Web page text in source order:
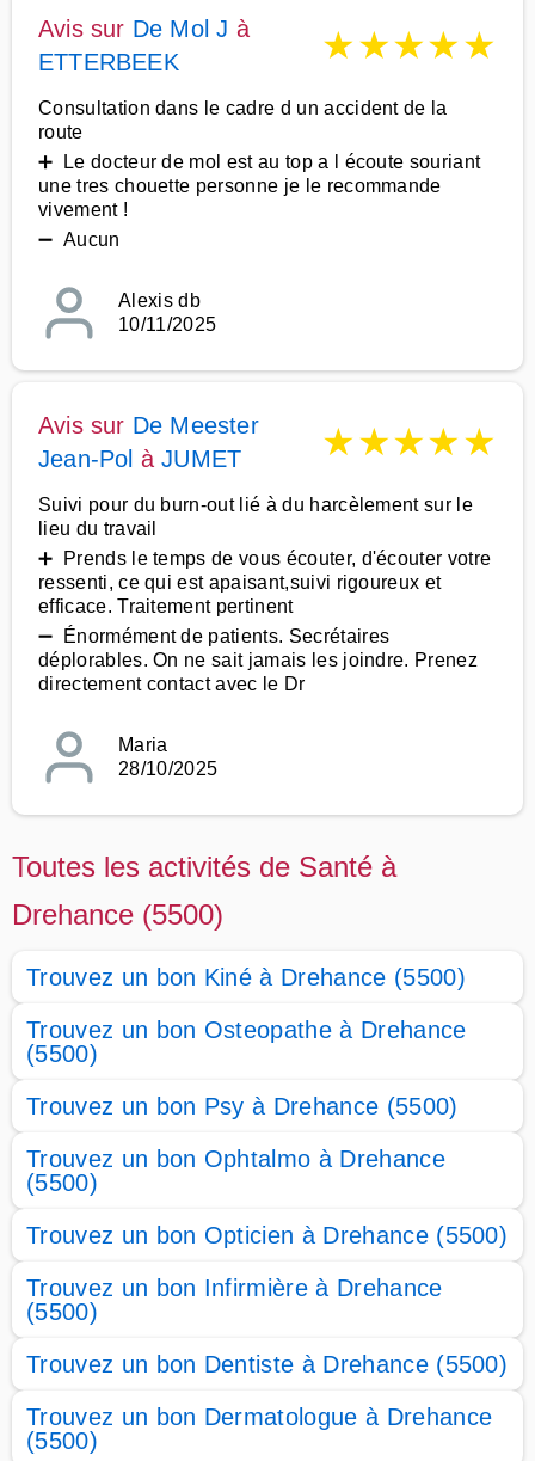
Avis sur De Mol J à
ETTERBEEK
★★★★★
Consultation dans le cadre d un accident de la
route
➕ Le docteur de mol est au top a l écoute souriant
une tres chouette personne je le recommande
vivement !
➖ Aucun
Alexis db
10/11/2025
Avis sur De Meester
Jean-Pol àJUMET ★★★★★
Suivi pour du burn-out lié à du harcèlement sur le
lieu du travail
➕ Prends le temps de vous écouter, d'écouter votre
ressenti, ce qui est apaisant,suivi rigoureux et
efficace. Traitement pertinent
➖ Énormément de patients. Secrétaires
déplorables. On ne sait jamais les joindre. Prenez
directement contact avec le Dr
Maria
28/10/2025
Toutes les activités de Santé à
Drehance (5500)
Trouvez un bon Kiné à Drehance (5500)
Trouvez un bon Osteopathe à Drehance
(5500)
Trouvez un bon Psy à Drehance (5500)
Trouvez un bon Ophtalmo à Drehance
(5500)
Trouvez un bon Opticien à Drehance (5500)
Trouvez un bon Infirmière à Drehance
(5500)
Trouvez un bon Dentiste à Drehance (5500)
Trouvez un bon Dermatologue à Drehance
(5500)